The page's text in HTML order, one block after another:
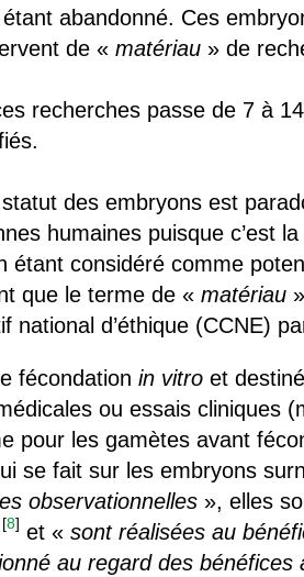
abandonné. Ces
de «matériau » de
recherches passe de 7 à
des embryons est
humaines puisque c’est
étant considéré comme
que le terme de «matériau
national d’éthique (CCNE)
fécondationin vitro et
ou essais cliniques
pour les gamètes avant
se fait sur les embryons
observationnelles », elles
[8] et «sont réalisées au
au regard des bénéfices